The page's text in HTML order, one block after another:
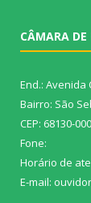
CÂMARA
End.: Avenida
Bairro: São
CEP: 68130-000
Fone:
Horário de
E-mail: